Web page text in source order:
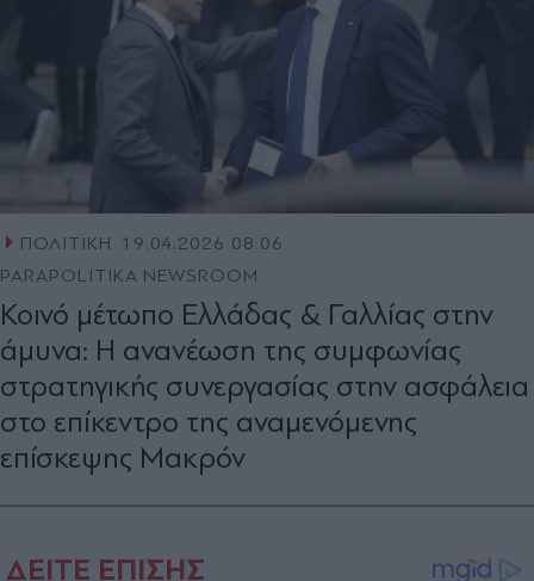
ΠΟΛΙΤΙΚΗ
19.04.2026 08:06
PARAPOLITIKA NEWSROOM
Κοινό µέτωπο Ελλάδας & Γαλλίας στην
άµυνα: H ανανέωση της συµφωνίας
στρατηγικής συνεργασίας στην ασφάλεια
στο επίκεντρο της αναµενόµενης
επίσκεψης Μακρόν